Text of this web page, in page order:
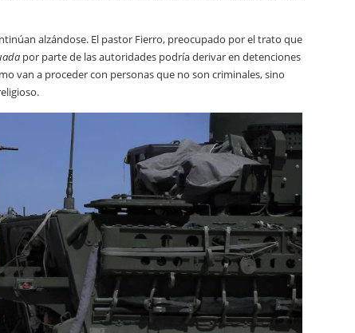
alzándose. El pastor Fierro, preocupado por el trato que
por parte de las autoridades podría derivar en detenciones
van a proceder con personas que no son criminales, sino